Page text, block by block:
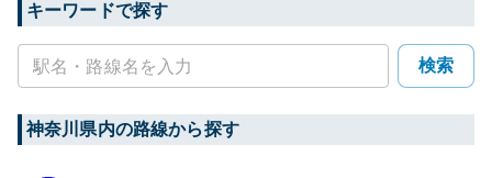
キーワードで探す
検索
神奈川県内の路線から探す